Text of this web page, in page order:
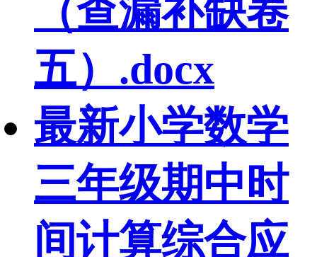
（查漏补缺卷
五）.docx
最新小学数学
三年级期中时
间计算综合应